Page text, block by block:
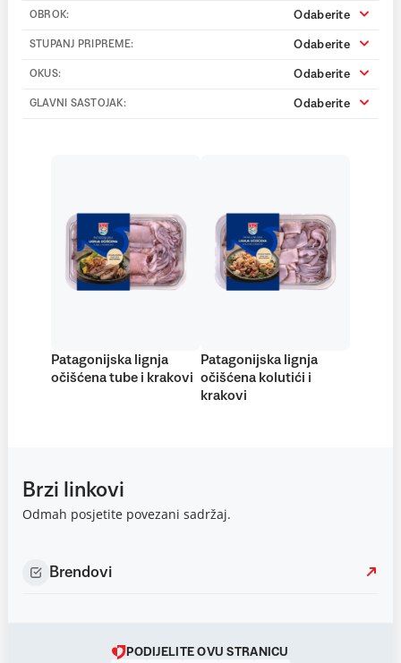
OBROK: Odaberite
STUPANJ PRIPREME: Odaberite
OKUS: Odaberite
GLAVNI SASTOJAK: Odaberite
Patagonijska lignja
očišćena tube i krakovi
Patagonijska lignja
očišćena kolutići i
krakovi
Brzi linkovi
Odmah posjetite povezani sadržaj.
Brendovi
PODIJELITE OVU STRANICU